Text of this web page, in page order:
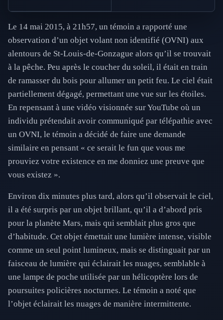
Le 14 mai 2015, à 21h57, un témoin a rapporté une
observation d’un objet volant non identifié (OVNI) aux
alentours de St-Louis-de-Gonzague alors qu’il se trouvait
à la pêche. Peu après le coucher du soleil, il était en train
de ramasser du bois pour allumer un petit feu. Le ciel était
partiellement dégagé, permettant une vue sur les étoiles.
En repensant à une vidéo visionnée sur YouTube où un
individu prétendait avoir communiqué par télépathie avec
un OVNI, le témoin a décidé de faire une demande
similaire en pensant « ce serait le fun que vous me
prouviez votre existence en me donniez une preuve que
vous existez ».
Environ dix minutes plus tard, alors qu’il observait le ciel,
il a été surpris par un objet brillant, qu’il a d’abord pris
pour la planète Mars, mais qui semblait plus gros que
d’habitude. Cet objet émettait une lumière intense, visible
comme un seul point lumineux, mais se distinguait par un
faisceau de lumière qui éclairait les nuages, semblable à
une lampe de poche utilisée par un hélicoptère lors de
poursuites policières nocturnes. Le témoin a noté que
l’objet éclairait les nuages de manière intermittente.